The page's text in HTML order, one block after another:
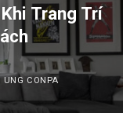
Trang Trí
UNG CONPA